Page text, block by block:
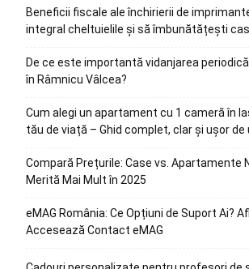
Beneficii fiscale ale închirierii de
integral cheltuielile și să îmbunătățești
De ce este importantă vidanjarea
în Râmnicu Vâlcea?
Cum alegi un apartament cu 1 cameră în
tău de viață – Ghid complet, clar și ușor de
Compară Prețurile: Case vs. Apartamente
Merită Mai Mult în 2025
eMAG România: Ce Opțiuni de Suport Ai?
Accesează Contact eMAG